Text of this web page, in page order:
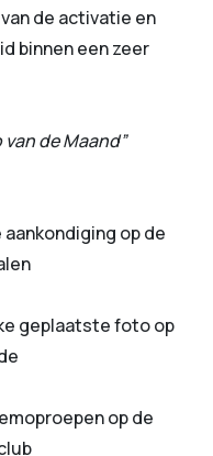
de activatie en
binnen een zeer
de Maand”
op de
geplaatste foto op
op de